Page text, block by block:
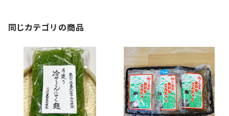
同じカテゴリの商品